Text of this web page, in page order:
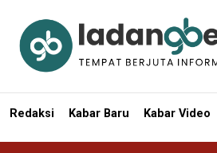
Redaksi Kabar Baru Kabar Video